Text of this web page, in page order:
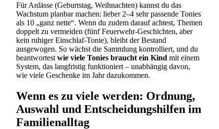
Für Anlässe (Geburtstag, Weihnachten) kannst du das
Wachstum planbar machen: lieber 2–4 sehr passende Tonies
als 10 „ganz nette“. Wenn du zudem darauf achtest, Themen
doppelt zu vermeiden (fünf Feuerwehr-Geschichten, aber
kein ruhiger Einschlaf-Tonie), bleibt der Bestand
ausgewogen. So wächst die Sammlung kontrolliert, und du
beantwortest wie viele Tonies braucht ein Kind mit einem
System, das langfristig funktioniert – unabhängig davon,
wie viele Geschenke im Jahr dazukommen.
Wenn es zu viele werden: Ordnung,
Auswahl und Entscheidungshilfen im
Familienalltag